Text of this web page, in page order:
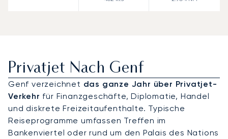
Privatjet Nach Genf
Genf verzeichnet das ganze Jahr über Privatjet-
Verkehr für Finanzgeschäfte, Diplomatie, Handel
und diskrete Freizeitaufenthalte. Typische
Reiseprogramme umfassen Treffen im
Bankenviertel oder rund um den Palais des Nations